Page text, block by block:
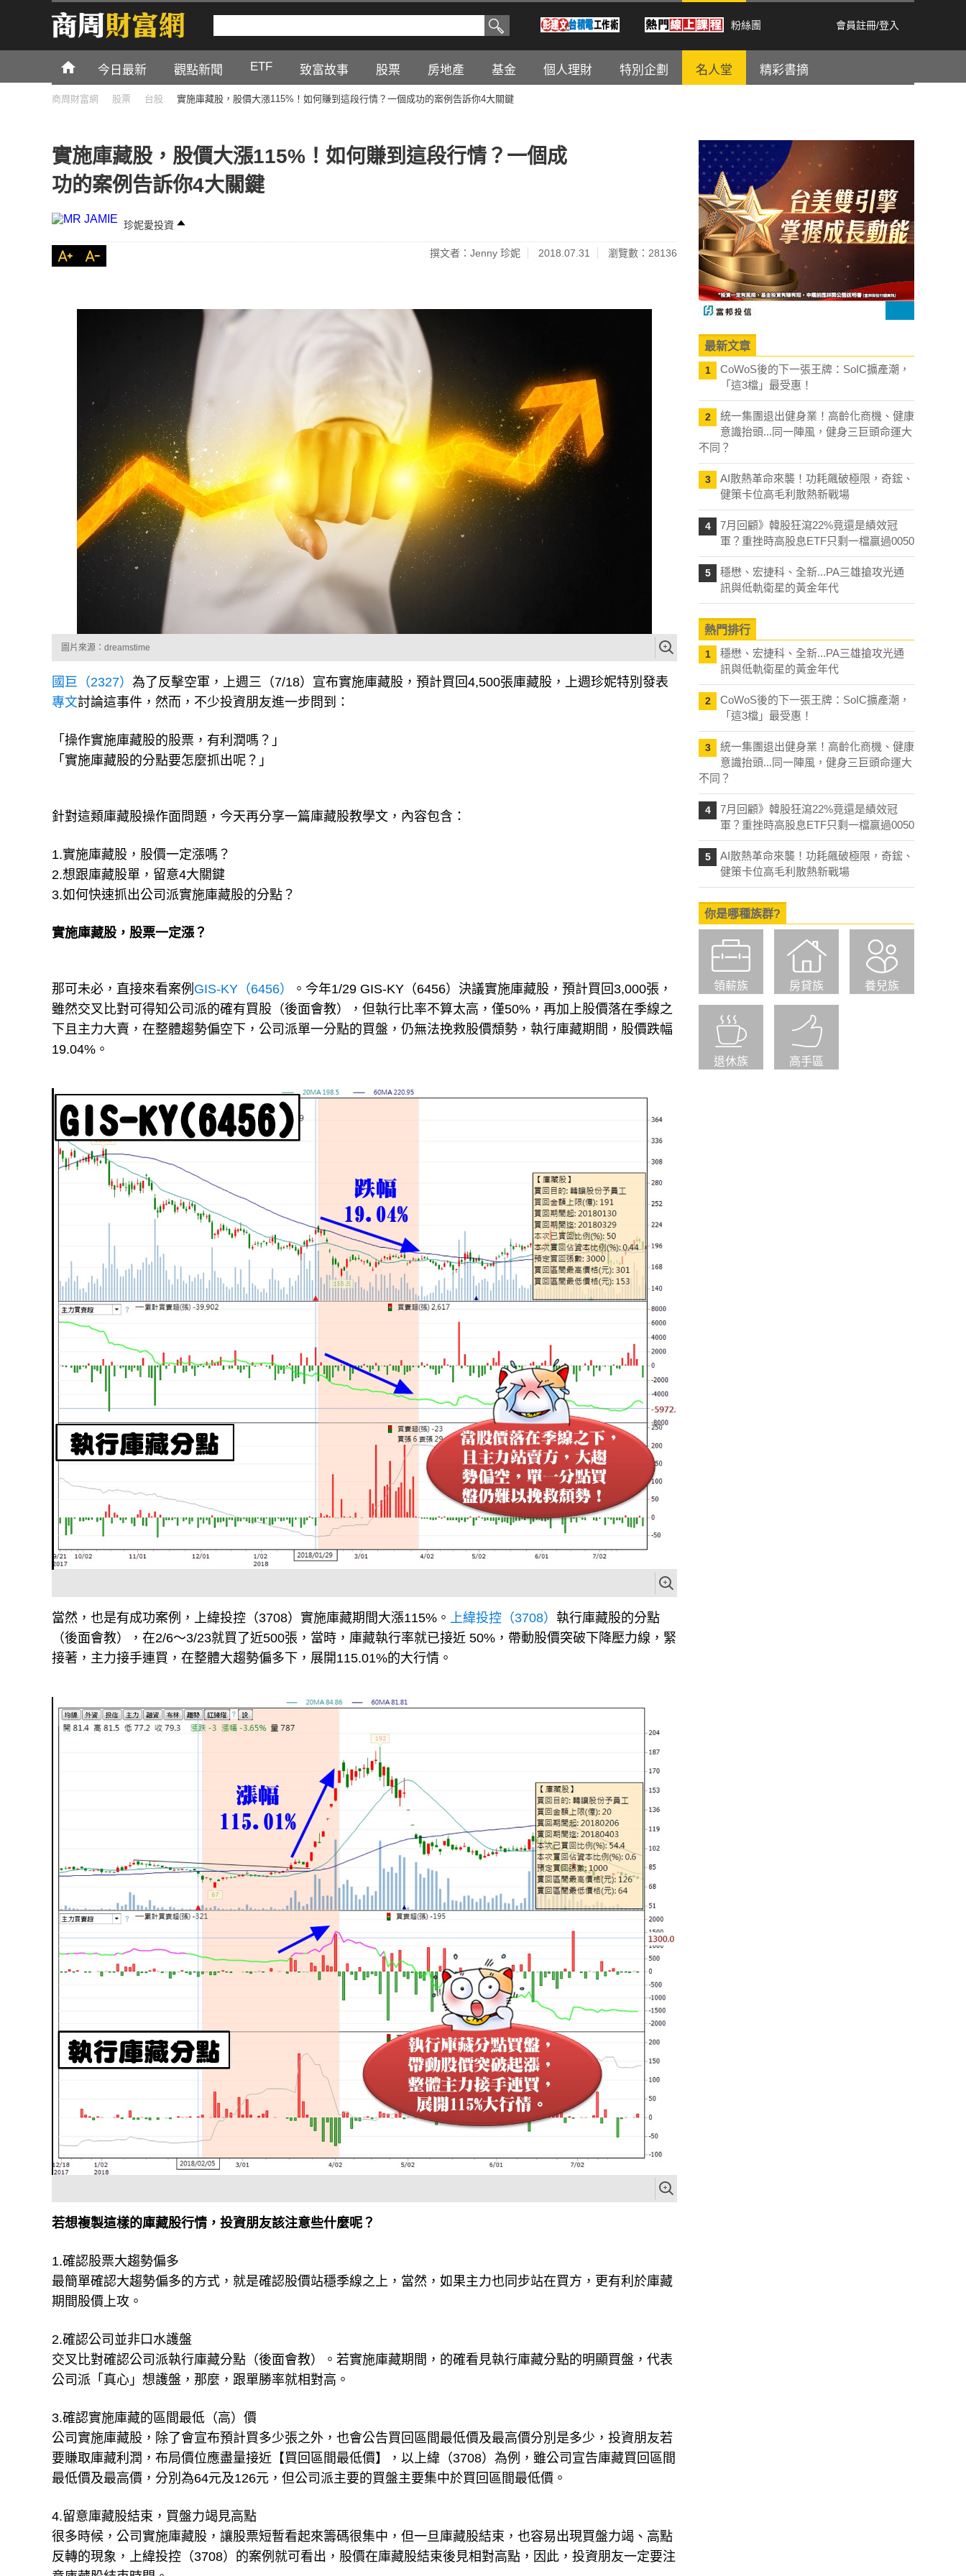
粉絲團 會員註冊/登入
今日最新 觀點新聞 ETF 致富故事 股票 房地產 基金 個人理財 特別企劃 名人堂 精彩書摘
商周財富網 股票 台股 實施庫藏股，股價大漲115%！如何賺到這段行情？一個成功的案例告訴你4大關鍵
實施庫藏股，股價大漲115%！如何賺到這段行情？一個成
功的案例告訴你4大關鍵
珍妮愛投資
撰文者：Jenny 珍妮 2018.07.31 瀏覽數：28136
圖片來源：dreamstime
國巨（2327） 為了反擊空軍，上週三（7/18）宣布實施庫藏股，預計買回4,500張庫藏股，上週珍妮特別發表
專文討論這事件，然而，不少投資朋友進一步問到：
「操作實施庫藏股的股票，有利潤嗎？」
「實施庫藏股的分點要怎麼抓出呢？」
針對這類庫藏股操作面問題，今天再分享一篇庫藏股教學文，內容包含：
1.實施庫藏股，股價一定漲嗎？
2.想跟庫藏股單，留意4大關鍵
3.如何快速抓出公司派實施庫藏股的分點？
實施庫藏股，股票一定漲？
那可未必，直接來看案例 GIS-KY（6456）
。今年1/29 GIS-KY（6456）決議實施庫藏股，預計買回3,000張，
雖然交叉比對可得知公司派的確有買股（後面會教），但執行比率不算太高，僅50%，再加上股價落在季線之
下且主力大賣，在整體趨勢偏空下，公司派單一分點的買盤，仍無法挽救股價頹勢，執行庫藏期間，股價跌幅
19.04%。
當然，也是有成功案例，上緯投控（3708）實施庫藏期間大漲115%。 上緯投控（3708） 執行庫藏股的分點
（後面會教），在2/6～3/23就買了近500張，當時，庫藏執行率就已接近 50%，帶動股價突破下降壓力線，緊
接著，主力接手連買，在整體大趨勢偏多下，展開115.01%的大行情。
若想複製這樣的庫藏股行情，投資朋友該注意些什麼呢？
1.確認股票大趨勢偏多
最簡單確認大趨勢偏多的方式，就是確認股價站穩季線之上，當然，如果主力也同步站在買方，更有利於庫藏
期間股價上攻。
2.確認公司並非口水護盤
交叉比對確認公司派執行庫藏分點（後面會教）。若實施庫藏期間，的確看見執行庫藏分點的明顯買盤，代表
公司派「真心」想護盤，那麼，跟單勝率就相對高。
3.確認實施庫藏的區間最低（高）價
公司實施庫藏股，除了會宣布預計買多少張之外，也會公告買回區間最低價及最高價分別是多少，投資朋友若
要賺取庫藏利潤，布局價位應盡量接近【買回區間最低價】，以上緯（3708）為例，雖公司宣告庫藏買回區間
最低價及最高價，分別為64元及126元，但公司派主要的買盤主要集中於買回區間最低價。
4.留意庫藏股結束，買盤力竭見高點
很多時候，公司實施庫藏股，讓股票短暫看起來籌碼很集中，但一旦庫藏股結束，也容易出現買盤力竭、高點
反轉的現象，上緯投控（3708）的案例就可看出，股價在庫藏股結束後見相對高點，因此，投資朋友一定要注
最新文章
1
CoWoS後的下一張王牌：SoIC擴產潮，
「這3檔」最受惠！
2
統一集團退出健身業！高齡化商機、健康
意識抬頭...同一陣風，健身三巨頭命運大
不同？
3
AI散熱革命來襲！功耗飆破極限，奇鋐、
健策卡位高毛利散熱新戰場
4
7月回顧》韓股狂瀉22%竟還是績效冠
軍？重挫時高股息ETF只剩一檔贏過0050
5
穩懋、宏捷科、全新...PA三雄搶攻光通
訊與低軌衛星的黃金年代
熱門排行
1
穩懋、宏捷科、全新...PA三雄搶攻光通
訊與低軌衛星的黃金年代
2
CoWoS後的下一張王牌：SoIC擴產潮，
「這3檔」最受惠！
3
統一集團退出健身業！高齡化商機、健康
意識抬頭...同一陣風，健身三巨頭命運大
不同？
4
7月回顧》韓股狂瀉22%竟還是績效冠
軍？重挫時高股息ETF只剩一檔贏過0050
5
AI散熱革命來襲！功耗飆破極限，奇鋐、
健策卡位高毛利散熱新戰場
你是哪種族群?
領薪族 房貸族 養兒族
退休族 高手區